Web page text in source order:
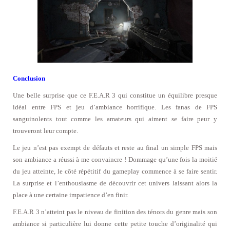
Conclusion
Une belle surprise que ce F.E.A.R 3 qui constitue un équilibre presque
idéal entre FPS et jeu d’ambiance horrifique. Les fanas de FPS
sanguinolents tout comme les amateurs qui aiment se faire peur y
trouveront leur compte.
Le jeu n’est pas exempt de défauts et reste au final un simple FPS mais
son ambiance a réussi à me convaincre ! Dommage qu’une fois la moitié
du jeu atteinte, le côté répétitif du gameplay commence à se faire sentir.
La surprise et l’enthousiasme de découvrir cet univers laissant alors la
place à une certaine impatience d’en finir.
F.E.A.R 3 n’atteint pas le niveau de finition des ténors du genre mais son
ambiance si particulière lui donne cette petite touche d’originalité qui